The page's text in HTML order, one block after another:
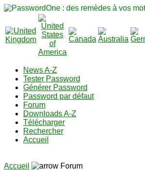
News A-Z
Tester Password
Générer Password
Password par défaut
Forum
Downloads A-Z
Télécharger
Rechercher
Accueil
Accueil Forum